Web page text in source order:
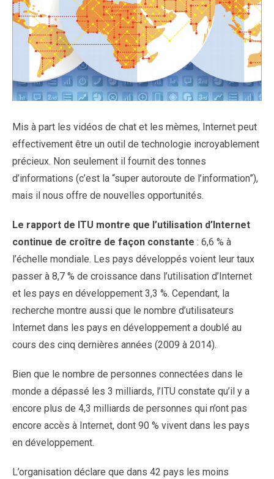
Mis à part les vidéos de chat et les mèmes, Internet peut
effectivement être un outil de technologie incroyablement
précieux. Non seulement il fournit des tonnes
d’informations (c’est la “super autoroute de l’information”),
mais il nous offre de nouvelles opportunités.
Le rapport de ITU montre que l’utilisation d’Internet
continue de croître de façon constante : 6,6 % à
l’échelle mondiale. Les pays développés voient leur taux
passer à 8,7 % de croissance dans l’utilisation d’Internet
et les pays en développement 3,3 %. Cependant, la
recherche montre aussi que le nombre d’utilisateurs
Internet dans les pays en développement a doublé au
cours des cinq dernières années (2009 à 2014).
Bien que le nombre de personnes connectées dans le
monde a dépassé les 3 milliards, l’ITU constate qu’il y a
encore plus de 4,3 milliards de personnes qui n’ont pas
encore accès à Internet, dont 90 % vivent dans les pays
en développement.
L’organisation déclare que dans 42 pays les moins